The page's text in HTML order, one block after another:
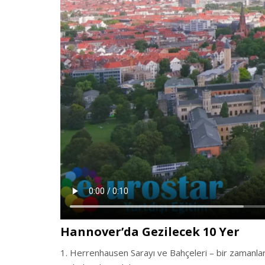
Hannover’da Gezilecek 10 Yer
Herrenhausen Sarayı ve Bahçeleri – bir